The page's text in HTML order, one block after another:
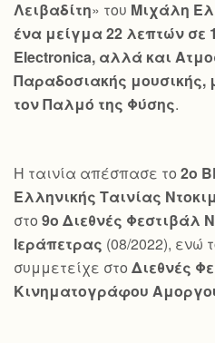
Λειβαδίτη» του Μιχάλη
ένα μείγμα 22 λεπτών σε
Electronica, αλλά και
Παραδοσιακής μουσικής,
τον Παλμό της Φύσης.
Η ταινία απέσπασε το 2ο
Ελληνικής Ταινίας
στο 9ο Διεθνές Φεστιβάλ
Ιεράπετρας (08/2022), ενώ
συμμετείχε στο Διεθνές
Κινηματογράφου